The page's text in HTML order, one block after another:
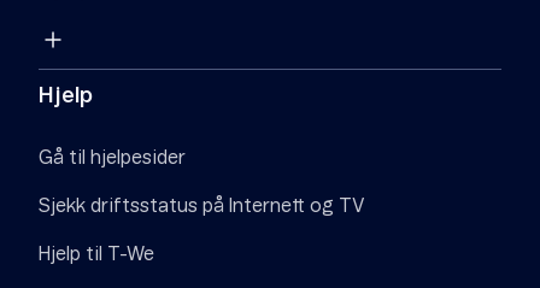
Hjelp
Gå til hjelpesider
Sjekk driftsstatus på Internett og TV
Hjelp til T-We